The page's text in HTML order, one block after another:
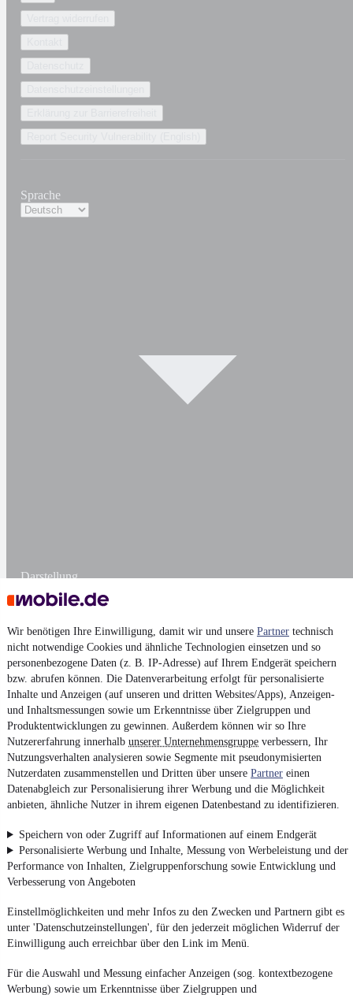
Wir benötigen Ihre Einwilligung, damit wir und unsere Partner technisch
nicht notwendige Cookies und ähnliche Technologien einsetzen und so
personenbezogene Daten (z. B. IP-Adresse) auf Ihrem Endgerät speichern
bzw. abrufen können. Die Datenverarbeitung erfolgt für personalisierte
Inhalte und Anzeigen (auf unseren und dritten Websites/Apps), Anzeigen-
und Inhaltsmessungen sowie um Erkenntnisse über Zielgruppen und
Produktentwicklungen zu gewinnen. Außerdem können wir so Ihre
Nutzererfahrung innerhalb unserer Unternehmensgruppe verbessern, Ihr
Nutzungsverhalten analysieren sowie Segmente mit pseudonymisierten
Nutzerdaten zusammenstellen und Dritten über unsere Partner einen
Datenabgleich zur Personalisierung ihrer Werbung und die Möglichkeit
anbieten, ähnliche Nutzer in ihrem eigenen Datenbestand zu identifizieren.
Speichern von oder Zugriff auf Informationen auf einem Endgerät
Personalisierte Werbung und Inhalte, Messung von Werbeleistung und der
Performance von Inhalten, Zielgruppenforschung sowie Entwicklung und
Verbesserung von Angeboten
Einstellmöglichkeiten und mehr Infos zu den Zwecken und Partnern gibt es
unter 'Datenschutzeinstellungen', für den jederzeit möglichen Widerruf der
Einwilligung auch erreichbar über den Link im Menü.
Für die Auswahl und Messung einfacher Anzeigen (sog. kontextbezogene
Werbung) sowie um Erkenntnisse über Zielgruppen und
Sprache
Darstellung